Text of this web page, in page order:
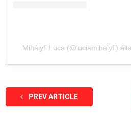
Mihályfi Luca (@luciamihalyfi)
PREV ARTICLE